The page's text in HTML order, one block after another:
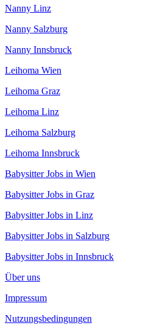
Nanny Linz
Nanny Salzburg
Nanny Innsbruck
Leihoma Wien
Leihoma Graz
Leihoma Linz
Leihoma Salzburg
Leihoma Innsbruck
Babysitter Jobs in Wien
Babysitter Jobs in Graz
Babysitter Jobs in Linz
Babysitter Jobs in Salzburg
Babysitter Jobs in Innsbruck
Über uns
Impressum
Nutzungsbedingungen